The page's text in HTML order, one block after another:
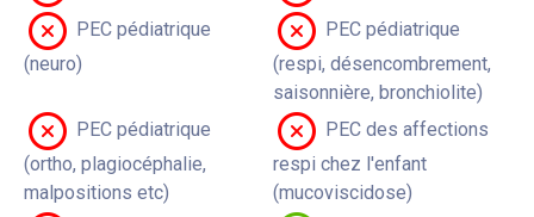
PEC pédiatrique
(neuro)
PEC pédiatrique
(respi, désencombrement,
saisonnière, bronchiolite)
PEC pédiatrique
(ortho, plagiocéphalie,
malpositions etc)
PEC des affections
respi chez l'enfant
(mucoviscidose)